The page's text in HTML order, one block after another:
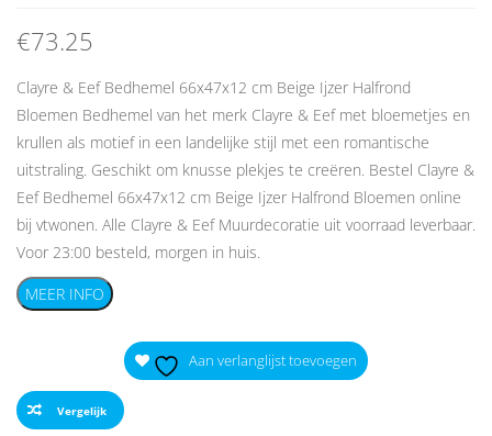
€73.25
Clayre & Eef Bedhemel 66x47x12 cm Beige Ijzer Halfrond
Bloemen Bedhemel van het merk Clayre & Eef met bloemetjes en
krullen als motief in een landelijke stijl met een romantische
uitstraling. Geschikt om knusse plekjes te creëren. Bestel Clayre &
Eef Bedhemel 66x47x12 cm Beige Ijzer Halfrond Bloemen online
bij vtwonen. Alle Clayre & Eef Muurdecoratie uit voorraad leverbaar.
Voor 23:00 besteld, morgen in huis.
MEER INFO
Aan verlanglijst toevoegen
Vergelijk